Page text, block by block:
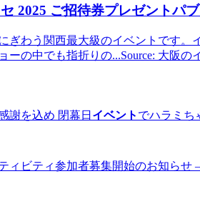
2025 ご招待券プレゼントパ
ぎわう関西最大級のイベントです。
ーの中でも指折りの...Source: 大阪の
謝を込め 閉幕日 イベント でハラミち
ィビティ参加者募集開始のお知らせ